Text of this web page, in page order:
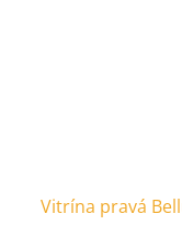
Vitrína pravá